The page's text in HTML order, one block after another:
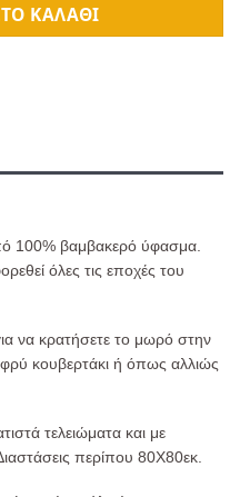
ΚΑΛΆΘΙ
100% βαμβακερό ύφασμα.
όλες τις εποχές του
να κρατήσετε το μωρό στην
κουβερτάκι ή όπως αλλιώς
τελειώματα και με
περίπου 80Χ80εκ.